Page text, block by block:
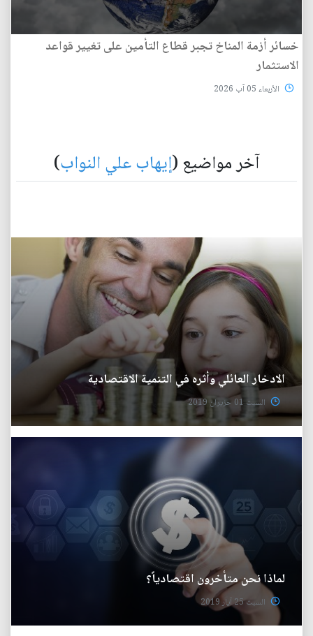
خسائر أزمة المناخ تجبر قطاع التأمين على تغيير قواعد
الاستثمار
الأربعاء 05 آب 2026
آخر مواضيع (إيهاب علي النواب)
الادخار العائلي وأثره في التنمية الاقتصادية
السبت 01 حزيران 2019
لماذا نحن متأخرون اقتصادياً؟
السبت 25 آيار 2019